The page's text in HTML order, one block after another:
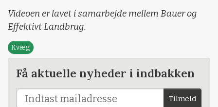
Videoen er lavet i samarbejde mellem Bauer og
Effektivt Landbrug.
Kvæg
Få aktuelle nyheder i indbakken
Tilmeld